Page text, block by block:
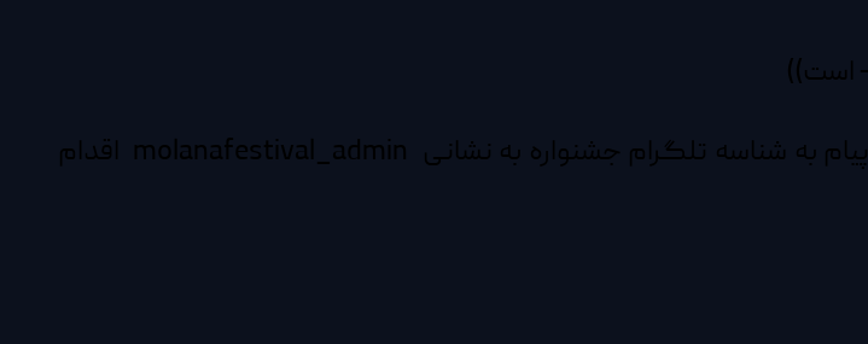
| در صورت عدم دریافت شناسه کاربری و رمز عبور فقط از طریق پیام به شناسه تلگرام جشنواره به نشانی molanafestival_admin اقدام